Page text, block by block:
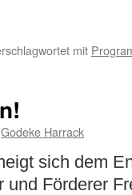
mit
Godeke Harrack
sich dem
und Förderer